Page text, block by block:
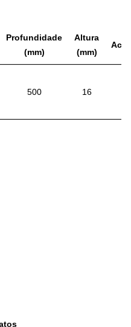
Profundidade
(mm)
Altura
(mm)
500 16